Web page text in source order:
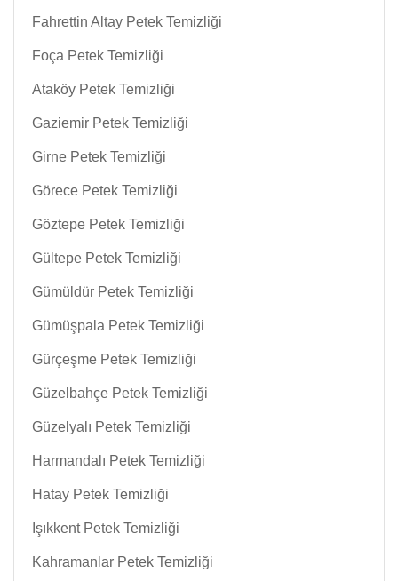
Fahrettin Altay Petek Temizliği
Foça Petek Temizliği
Ataköy Petek Temizliği
Gaziemir Petek Temizliği
Girne Petek Temizliği
Görece Petek Temizliği
Göztepe Petek Temizliği
Gültepe Petek Temizliği
Gümüldür Petek Temizliği
Gümüşpala Petek Temizliği
Gürçeşme Petek Temizliği
Güzelbahçe Petek Temizliği
Güzelyalı Petek Temizliği
Harmandalı Petek Temizliği
Hatay Petek Temizliği
Işıkkent Petek Temizliği
Kahramanlar Petek Temizliği